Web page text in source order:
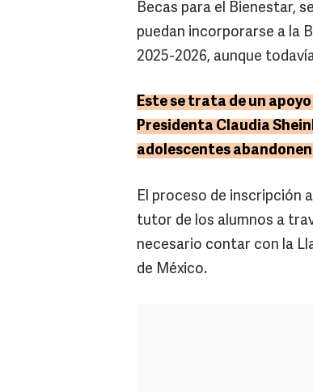
Becas para el Bienestar,
puedan incorporarse a la
2025-2026, aunque
Este se trata de un
Presidenta Claudia
adolescentes
El proceso de inscripción
tutor de los alumnos a
necesario contar con la
de México.